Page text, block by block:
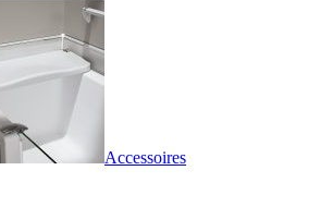
Accessoires